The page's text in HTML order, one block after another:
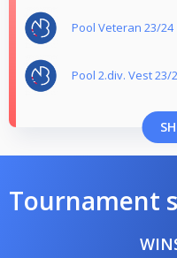
Pool Veteran 23/24
Pool 2.div. Vest 23/
Tournament